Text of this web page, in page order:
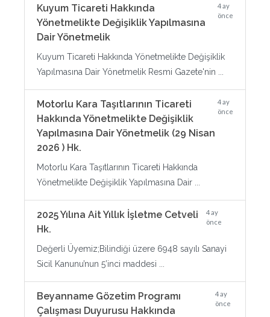
Kuyum Ticareti Hakkında
Yönetmelikte Değişiklik Yapılmasına
Dair Yönetmelik
4 ay
önce
Kuyum Ticareti Hakkında Yönetmelikte Değişiklik
Yapılmasına Dair Yönetmelik Resmi Gazete'nin ...
Motorlu Kara Taşıtlarının Ticareti
Hakkında Yönetmelikte Değişiklik
Yapılmasına Dair Yönetmelik (29 Nisan
2026 ) Hk.
4 ay
önce
Motorlu Kara Taşıtlarının Ticareti Hakkında
Yönetmelikte Değişiklik Yapılmasına Dair ...
2025 Yılına Ait Yıllık İşletme Cetveli
Hk.
4 ay
önce
Değerli Üyemiz;Bilindiği üzere 6948 sayılı Sanayi
Sicil Kanunu’nun 5’inci maddesi ...
Beyanname Gözetim Programı
Çalışması Duyurusu Hakkında
4 ay
önce